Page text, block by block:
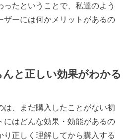
たということで、私達のよう
ザーには何かメリットがあるの
と正しい効果がわかる
は、まだ購入したことがない初
にはどんな効果・効能があるの
り正しく理解してから購入する